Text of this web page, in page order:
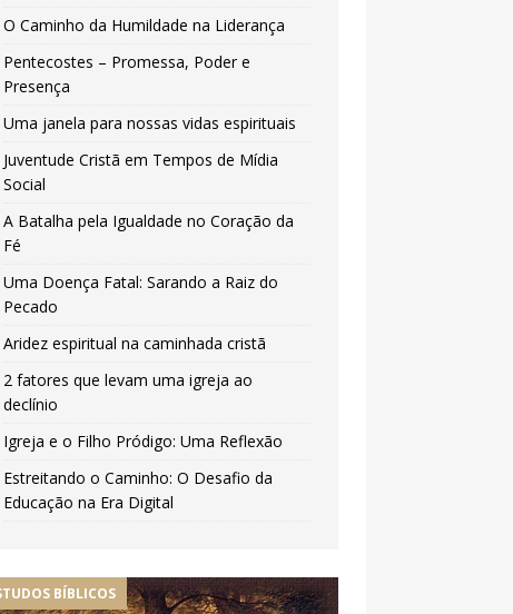
O Caminho da Humildade na Liderança
Pentecostes – Promessa, Poder e
Presença
Uma janela para nossas vidas espirituais
Juventude Cristã em Tempos de Mídia
Social
A Batalha pela Igualdade no Coração da
Fé
Uma Doença Fatal: Sarando a Raiz do
Pecado
Aridez espiritual na caminhada cristã
2 fatores que levam uma igreja ao
declínio
Igreja e o Filho Pródigo: Uma Reflexão
Estreitando o Caminho: O Desafio da
Educação na Era Digital
BÍBLICOS